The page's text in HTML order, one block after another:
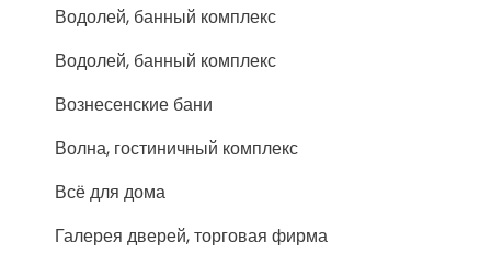
Водолей, банный комплекс
Водолей, банный комплекс
Вознесенские бани
Волна, гостиничный комплекс
Всё для дома
Галерея дверей, торговая фирма